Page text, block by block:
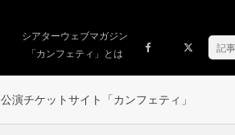
シアターウェブマガジン
「カンフェティ」とは
公演チケットサイト「カンフェティ」